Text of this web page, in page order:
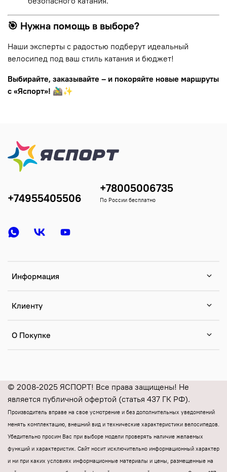
🎯 Нужна помощь в выборе?
Наши эксперты с радостью подберут идеальный
велосипед под ваш стиль катания и бюджет!
Выбирайте, заказывайте – и покоряйте новые маршруты
с «Яспорт»! 🚵‍♂️✨
Информация
Клиенту
О Покупке
+74955405506
+78005006735
По России бесплатно
© 2008-2025 ЯСПОРТ! Все права защищены! Не
является публичной офертой (статья 437 ГК РФ).
Производитель вправе на свое усмотрение и без дополнительных уведомлений
менять комплектацию, внешний вид и технические характеристики велосипедов.
Убедительно просим Вас при выборе модели проверять наличие желаемых
функций и характеристик. Cайт носит исключительно информационный характер
и ни при каких условиях информационные материалы и цены, размещенные на